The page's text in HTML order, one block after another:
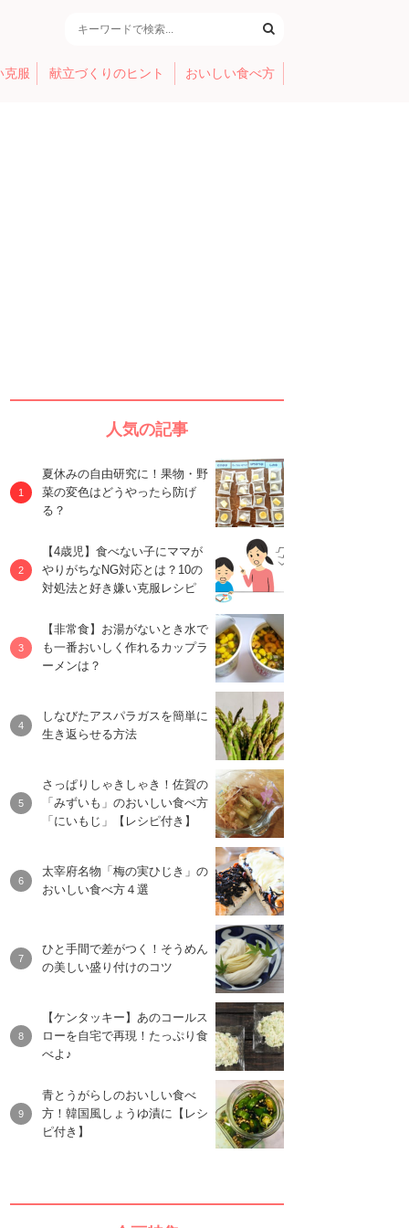
克服 献立づくりのヒント おいしい食べ方
人気の記事
夏休みの自由研究に！果物・野
菜の変色はどうやったら防げ
る？
【4歳児】食べない子にママが
やりがちなNG対応とは？10の
対処法と好き嫌い克服レシピ
【非常食】お湯がないとき水で
も一番おいしく作れるカップラ
ーメンは？
しなびたアスパラガスを簡単に
生き返らせる方法
さっぱりしゃきしゃき！佐賀の
「みずいも」のおいしい食べ方
「にいもじ」【レシピ付き】
太宰府名物「梅の実ひじき」の
おいしい食べ方４選
ひと手間で差がつく！そうめん
の美しい盛り付けのコツ
【ケンタッキー】あのコールス
ローを自宅で再現！たっぷり食
べよ♪
青とうがらしのおいしい食べ
方！韓国風しょうゆ漬に【レシ
ピ付き】